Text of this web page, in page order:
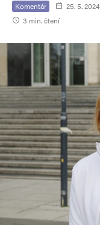
Komentář 25. 5. 2024
3 min. čtení